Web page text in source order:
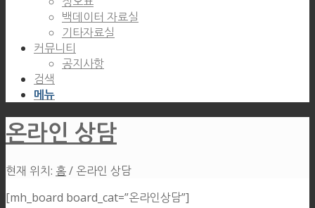
백데이터 자료실
기타자료실
커뮤니티
공지사항
검색
메뉴
온라인 상담
현재 위치: 홈/ 온라인 상담
[mh_board board_cat=”온라인상담”]